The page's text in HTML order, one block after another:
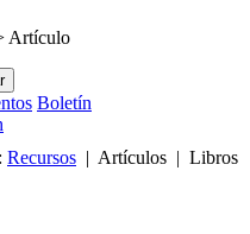
Artículo
Boletín
Recursos | Artículos | Libros